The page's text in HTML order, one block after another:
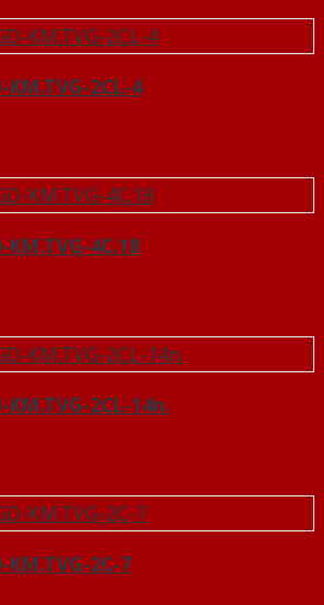
2CL-4
4C.18
2CL-14n.
KM.TVG-2C-7